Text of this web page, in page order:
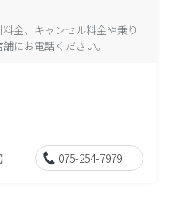
金、キャンセル料金や乗り
にお電話ください。
075-254-7979